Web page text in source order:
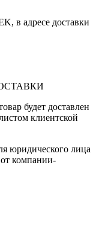
в адресе доставки
будет доставлен
клиентской
юридического лица
компании-